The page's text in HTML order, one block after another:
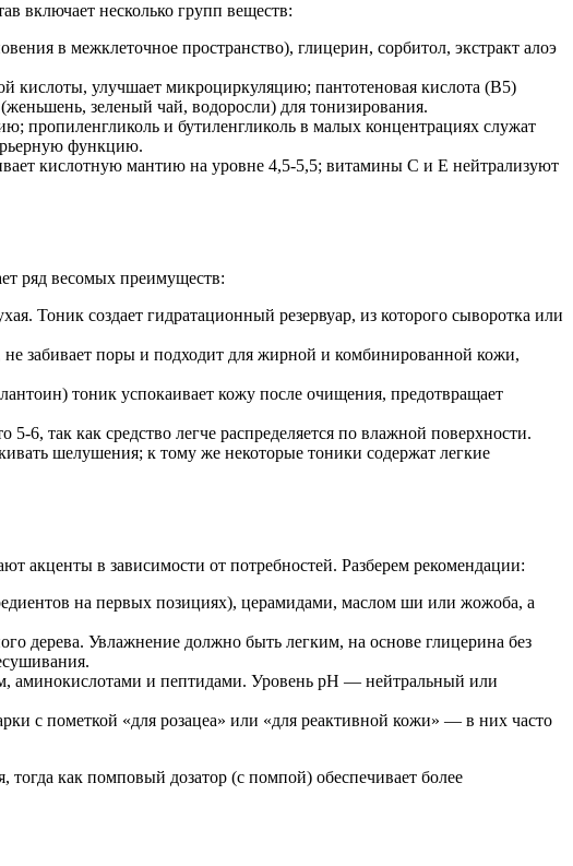
включает несколько групп веществ:
в межклеточное пространство), глицерин, сорбитол, экстракт алоэ
кислоты, улучшает микроциркуляцию; пантотеновая кислота (B5)
зеленый чай, водоросли) для тонизирования.
пропиленгликоль и бутиленгликоль в малых концентрациях служат
функцию.
кислотную мантию на уровне 4,5-5,5; витамины C и E нейтрализуют
ряд весомых преимуществ:
Тоник создает гидратационный резервуар, из которого сыворотка или
забивает поры и подходит для жирной и комбинированной кожи,
тоник успокаивает кожу после очищения, предотвращает
6, так как средство легче распределяется по влажной поверхности.
шелушения; к тому же некоторые тоники содержат легкие
в зависимости от потребностей. Разберем рекомендации:
на первых позициях), церамидами, маслом ши или жожоба, а
дерева. Увлажнение должно быть легким, на основе глицерина без
аминокислотами и пептидами. Уровень pH — нейтральный или
с пометкой «для розацеа» или «для реактивной кожи» — в них часто
как помповый дозатор (с помпой) обеспечивает более